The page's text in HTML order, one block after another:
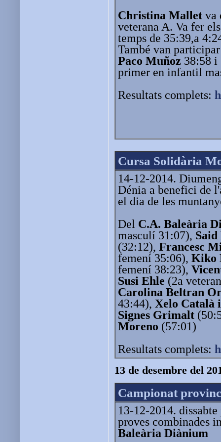
Christina Mallet va
veterana A. Va fer
temps de 35:39,a
També van
Paco Muñoz 38:58 i
primer en infantil
Resultats complets:
Cursa Solidària
14-12-2014.
Dénia a benefici de
el dia de les
Del C.A. Baleària
masculí 31:07), Said
(32:12), Francesc
femení 35:06), Kiko
femení 38:23),
Susi Ehle (2a
Carolina Beltran
43:44), Xelo Català
Signes Grimalt
Moreno (57:01)
Resultats complets:
13 de desembre del
Campionat
13-12-2014.
proves combinades
Baleària Diànium